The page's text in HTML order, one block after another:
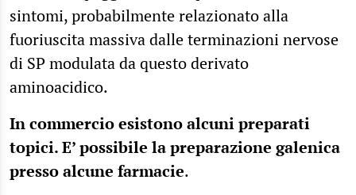
sintomi, probabilmente relazionato alla
fuoriuscita massiva dalle terminazioni nervose
di SP modulata da questo derivato
aminoacidico.
In commercio esistono alcuni preparati
topici. E’ possibile la preparazione galenica
presso alcune farmacie.